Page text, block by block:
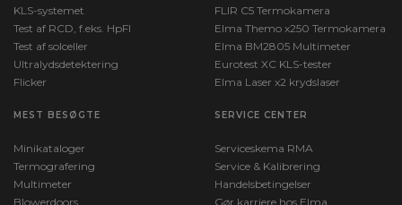
KLS-systemet
Test af RCD, f.eks. HpFI
Test af solceller
Ultralydsdetektering
Flicker
FLIR C5 Termokamera
Elma Themo x250 Termokamera
Elma BM2805 Multimeter
Eurotest XC KLS-tester
Elma Laser x2 krydslaser
MEST BESØGTE
Minikataloger
Termografering
Multimeter
Blowerdoors
SERVICE CENTER
Serviceskema RMA
Service & Kalibrering
Handelsbetingelser
Gør karriere hos Elma